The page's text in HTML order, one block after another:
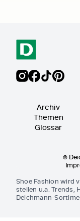
Archiv
Themen
Glossar
©
Shoe Fashion wird
stellen u.a. Trends,
Deichmann-